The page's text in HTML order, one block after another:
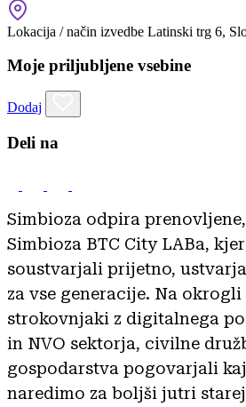
Lokacija / način izvedbe Latinski trg 6,
Moje priljubljene vsebine
Dodaj
Deli na
Simbioza odpira
Simbioza BTC City LABa,
soustvarjali prijetno,
za vse generacije. Na okrogli
strokovnjaki z digitalnega
in NVO sektorja, civilne
gospodarstva pogovarjali
naredimo za boljši jutri